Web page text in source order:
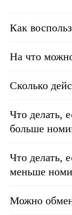
Как
На что
Сколько
Что делать,
больше
Что делать,
меньше
Можно